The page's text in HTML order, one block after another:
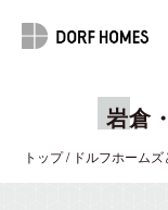
岩倉
トップ/ ドルフホームズ